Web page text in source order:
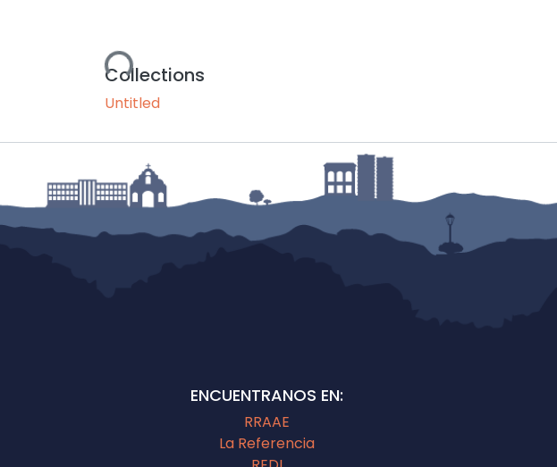
Loading...
Collections
Untitled
ENCUENTRANOS EN:
RRAAE
La Referencia